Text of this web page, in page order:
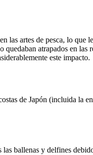
las artes de pesca, lo
atrapados en
este impacto.
de Japón (incluida la
ballenas y delfines